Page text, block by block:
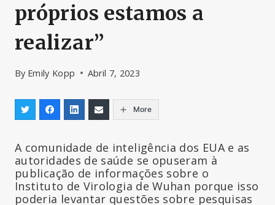
próprios estamos a
realizar”
By Emily Kopp Abril 7, 2023
More
A comunidade de inteligência dos EUA e as
autoridades de saúde se opuseram à
publicação de informações sobre o
Instituto de Virologia de Wuhan porque isso
poderia levantar questões sobre pesquisas